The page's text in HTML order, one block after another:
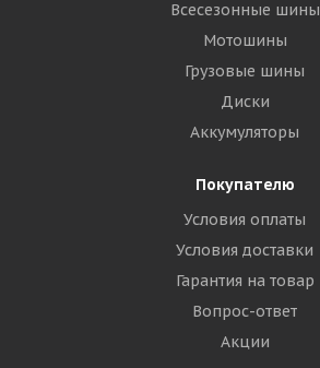
Всесезонные шины
Мотошины
Грузовые шины
Диски
Аккумуляторы
Покупателю
Условия оплаты
Условия доставки
Гарантия на товар
Вопрос-ответ
Акции